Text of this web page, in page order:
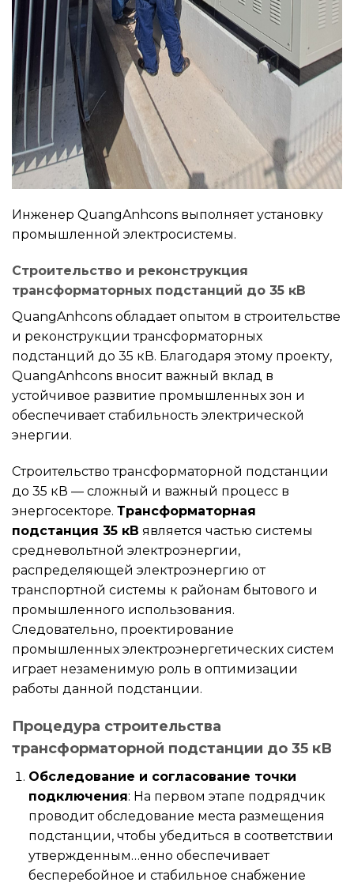
Инженер QuangAnhcons выполняет установку
промышленной электросистемы.
Строительство и реконструкция
трансформаторных подстанций до 35 кВ
QuangAnhcons обладает опытом в строительстве
и реконструкции трансформаторных
подстанций до 35 кВ. Благодаря этому проекту,
QuangAnhcons вносит важный вклад в
устойчивое развитие промышленных зон и
обеспечивает стабильность электрической
энергии.
Строительство трансформаторной подстанции
до 35 кВ — сложный и важный процесс в
энергосекторе. Трансформаторная
подстанция 35 кВ является частью системы
средневольтной электроэнергии,
распределяющей электроэнергию от
транспортной системы к районам бытового и
промышленного использования.
Следовательно, проектирование
промышленных электроэнергетических систем
играет незаменимую роль в оптимизации
работы данной подстанции.
Процедура строительства
трансформаторной подстанции до 35 кВ
Обследование и согласование точки
подключения: На первом этапе подрядчик
проводит обследование места размещения
подстанции, чтобы убедиться в соответствии
утвержденным…енно обеспечивает
бесперебойное и стабильное снабжение